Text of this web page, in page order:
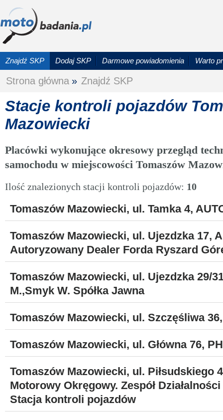
Znajdź SKP Dodaj SKP Darmowe powiadomienia Warto
Strona główna » Znajdź SKP
Stacje kontroli pojazdów
Mazowiecki
Placówki wykonujące okresowy przegląd
samochodu w miejscowości Tomaszów
Ilość znalezionych stacji kontroli pojazdów: 10
Tomaszów Mazowiecki, ul. Tamka 4,
Tomaszów Mazowiecki, ul. Ujezdzka 17,
Autoryzowany Dealer Forda Ryszard
Tomaszów Mazowiecki, ul. Ujezdzka 29/
M.,Smyk W. Spółka Jawna
Tomaszów Mazowiecki, ul. Szczęśliwa
Tomaszów Mazowiecki, ul. Główna 76,
Tomaszów Mazowiecki, ul. Piłsudskiego
Motorowy Okręgowy. Zespół
Stacja kontroli pojazdów